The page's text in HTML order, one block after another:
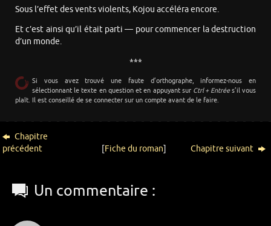
Sous l’effet des vents violents, Kojou accéléra encore.
Et c’est ainsi qu’il était parti — pour commencer la destruction
d’un monde.
***
Si vous avez trouvé une faute d’orthographe, informez-nous en
sélectionnant le texte en question et en appuyant sur Ctrl + Entrées’il vous
plaît. Il est conseillé de se connecter sur un compte avant de le faire.
Chapitre
précédent
[Fiche du roman] Chapitre suivant
Un commentaire :